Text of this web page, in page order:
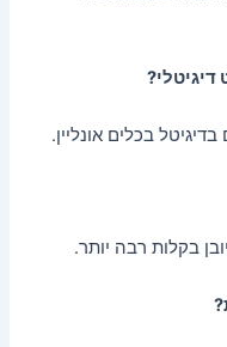
בכלים אונליין.
בקלות רבה יותר.